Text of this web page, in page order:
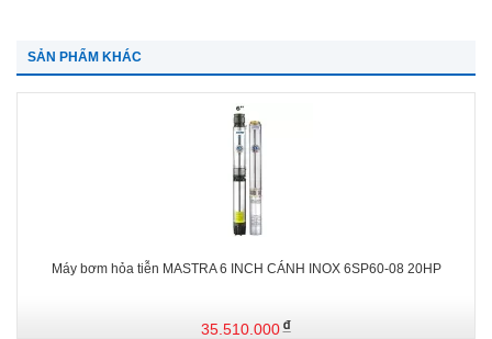
SẢN PHẨM KHÁC
Máy bơm hỏa tiễn MASTRA 6 INCH CÁNH INOX 6SP60-08 20HP
35.510.000